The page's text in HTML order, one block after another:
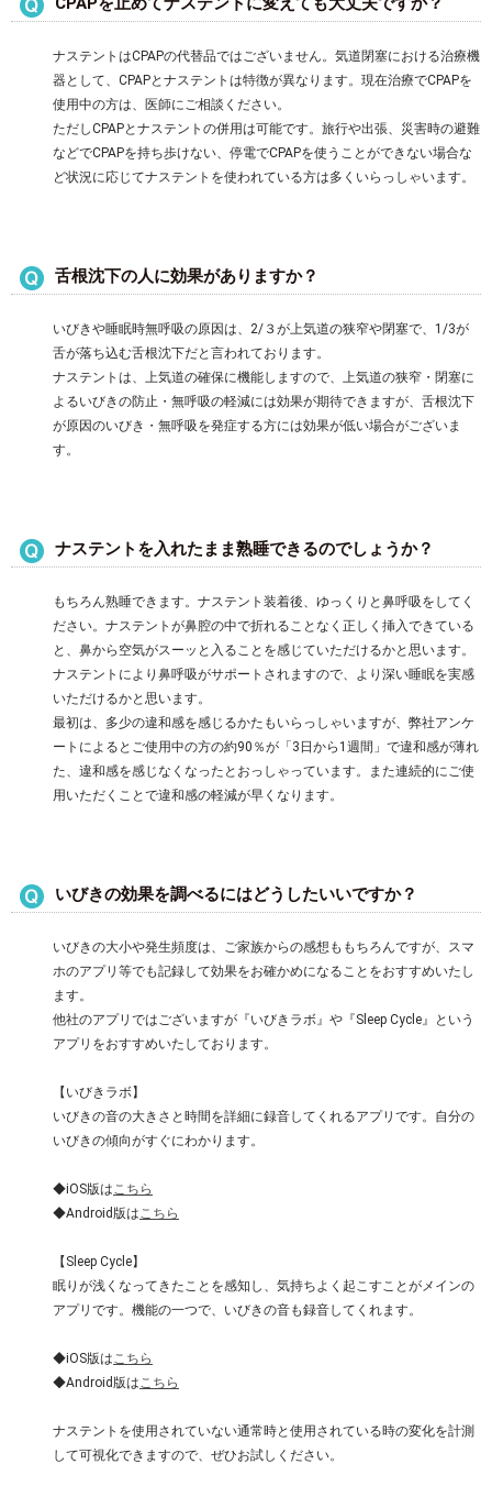
ナステントはCPAPの代替品ではございません。気道閉塞における治療機
器として、CPAPとナステントは特徴が異なります。現在治療でCPAPを
使用中の方は、医師にご相談ください。
ただしCPAPとナステントの併用は可能です。旅行や出張、災害時の避難
などでCPAPを持ち歩けない、停電でCPAPを使うことができない場合な
ど状況に応じてナステントを使われている方は多くいらっしゃいます。
舌根沈下の人に効果がありますか？
いびきや睡眠時無呼吸の原因は、2/３が上気道の狭窄や閉塞で、1/3が
舌が落ち込む舌根沈下だと言われております。
ナステントは、上気道の確保に機能しますので、上気道の狭窄・閉塞に
よるいびきの防止・無呼吸の軽減には効果が期待できますが、舌根沈下
が原因のいびき・無呼吸を発症する方には効果が低い場合がございま
す。
ナステントを入れたまま熟睡できるのでしょうか？
もちろん熟睡できます。ナステント装着後、ゆっくりと鼻呼吸をしてく
ださい。ナステントが鼻腔の中で折れることなく正しく挿入できている
と、鼻から空気がスーッと入ることを感じていただけるかと思います。
ナステントにより鼻呼吸がサポートされますので、より深い睡眠を実感
いただけるかと思います。
最初は、多少の違和感を感じるかたもいらっしゃいますが、弊社アンケ
ートによるとご使用中の方の約90％が「3日から1週間」で違和感が薄れ
た、違和感を感じなくなったとおっしゃっています。また連続的にご使
用いただくことで違和感の軽減が早くなります。
いびきの効果を調べるにはどうしたいいですか？
いびきの大小や発生頻度は、ご家族からの感想ももちろんですが、スマ
ホのアプリ等でも記録して効果をお確かめになることをおすすめいたし
ます。
他社のアプリではございますが『いびきラボ』や『Sleep Cycle』という
アプリをおすすめいたしております。
【いびきラボ】
いびきの音の大きさと時間を詳細に録音してくれるアプリです。自分の
いびきの傾向がすぐにわかります。
◆iOS版はこちら
◆Android版はこちら
【Sleep Cycle】
眠りが浅くなってきたことを感知し、気持ちよく起こすことがメインの
アプリです。機能の一つで、いびきの音も録音してくれます。
◆iOS版はこちら
◆Android版はこちら
ナステントを使用されていない通常時と使用されている時の変化を計測
して可視化できますので、ぜひお試しください。